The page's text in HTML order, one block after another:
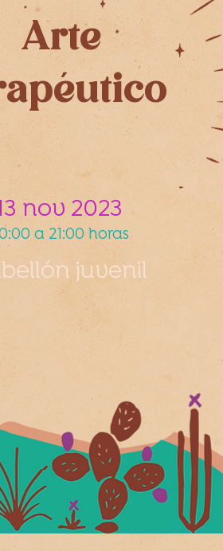
Arte
nov 2023
a 21:00 horas
juvenil